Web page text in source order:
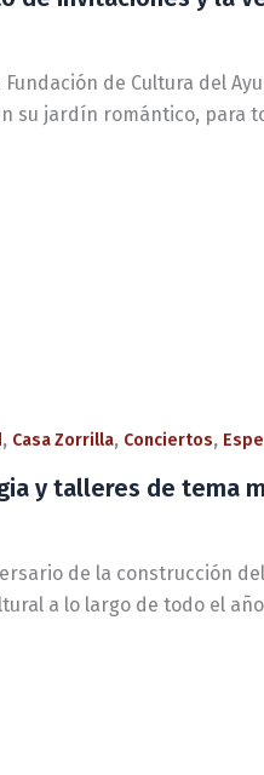
Fundación de Cultura del
su jardín romántico, para
, Casa Zorrilla, Conciertos,
y talleres de tema
de la construcción
a lo largo de todo el año